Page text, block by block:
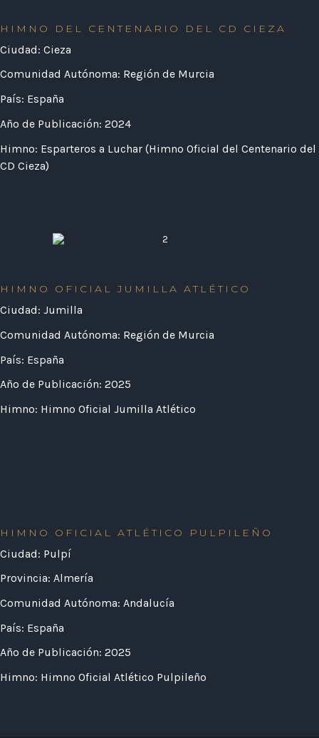
HIMNO DEL CENTENARIO DEL CD CIEZA
Ciudad: Cieza
Comunidad Autónoma: Región de Murcia
País: España
Año de Publicación: 2024
Himno: Esparteros a Luchar (Himno Oficial del Centenario del
CD Cieza)
HIMNO OFICIAL JUMILLA ATLÉTICO
Ciudad: Jumilla
Comunidad Autónoma: Región de Murcia
País: España
Año de Publicación: 2025
Himno: Himno Oficial Jumilla Atlético
HIMNO OFICIAL ATLÉTICO PULPILEÑO
Ciudad: Pulpí
Provincia: Almería
Comunidad Autónoma: Andalucía
País: España
Año de Publicación: 2025
Himno: Himno Oficial Atlético Pulpileño